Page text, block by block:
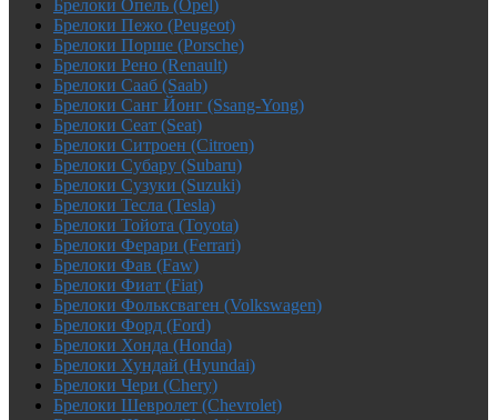
Брелоки Опель (Opel)
Брелоки Пежо (Peugeot)
Брелоки Порше (Porsche)
Брелоки Рено (Renault)
Брелоки Сааб (Saab)
Брелоки Санг Йонг (Ssang-Yong)
Брелоки Сеат (Seat)
Брелоки Ситроен (Citroen)
Брелоки Субару (Subaru)
Брелоки Сузуки (Suzuki)
Брелоки Тесла (Tesla)
Брелоки Тойота (Toyota)
Брелоки Ферари (Ferrari)
Брелоки Фав (Faw)
Брелоки Фиат (Fiat)
Брелоки Фольксваген (Volkswagen)
Брелоки Форд (Ford)
Брелоки Хонда (Honda)
Брелоки Хундай (Hyundai)
Брелоки Чери (Chery)
Брелоки Шевролет (Chevrolet)